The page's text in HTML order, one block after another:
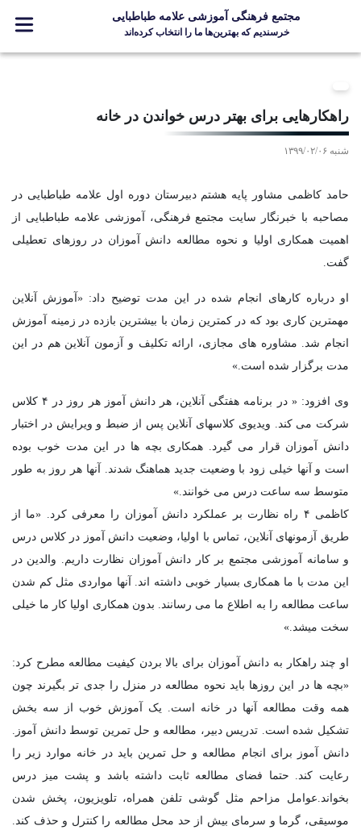
مجتمع فرهنگی آموزشی علامه طباطبایی
خرسندیم که بهترین‌ها ما را انتخاب کرده‌اند
مدارس
جشنواره ها
ارتباط با ما
راهکارهایی برای بهتر درس خواندن در خانه
شنبه ۱۳۹۹/۰۲/۰۶
حامد کاظمی مشاور پایه هشتم دبیرستان دوره اول علامه طباطبایی در
مصاحبه با خبرنگار سایت مجتمع فرهنگی، آموزشی علامه طباطبایی از
اهمیت همکاری اولیا و نحوه مطالعه دانش آموزان در روزهای تعطیلی
گفت.
او درباره کارهای انجام شده در این مدت توضیح داد: «آموزش آنلاین
مهمترین کاری بود که در کمترین زمان با بیشترین بازده در زمینه آموزش
انجام شد. مشاوره های مجازی، ارائه تکلیف و آزمون آنلاین هم در این
مدت برگزار شده است.»
وی افزود: « در برنامه هفتگی آنلاین، هر دانش آموز هر روز در ۴ کلاس
شرکت می کند. ویدیوی کلاسهای آنلاین پس از ضبط و ویرایش در اختبار
دانش آموزان قرار می گیرد. همکاری بچه ها در این مدت خوب بوده
است و آنها خیلی زود با وضعیت جدید هماهنگ شدند. آنها هر روز به طور
متوسط سه ساعت درس می خوانند.»
کاظمی ۴ راه نظارت بر عملکرد دانش آموزان را معرفی کرد. «ما از
طریق آزمونهای آنلاین، تماس با اولیا، وضعیت دانش آموز در کلاس درس
و سامانه آموزشی مجتمع بر کار دانش آموزان نظارت داریم. والدین در
این مدت با ما همکاری بسیار خوبی داشته اند. آنها مواردی مثل کم شدن
ساعت مطالعه را به اطلاع ما می رسانند. بدون همکاری اولیا کار ما خیلی
سخت میشد.»
او چند راهکار به دانش آموزان برای بالا بردن کیفیت مطالعه مطرح کرد:
«بچه ها در این روزها باید نحوه مطالعه در منزل را جدی تر بگیرند چون
همه وقت مطالعه آنها در خانه است. یک آموزش خوب از سه بخش
تشکیل شده است. تدریس دبیر، مطالعه و حل تمرین توسط دانش آموز.
دانش آموز برای انجام مطالعه و حل تمرین باید در خانه موارد زیر را
رعایت کند. حتما فضای مطالعه ثابت داشته باشد و پشت میز درس
بخواند.عوامل مزاحم مثل گوشی تلفن همراه، تلویزیون، پخش شدن
موسیقی، گرما و سرمای بیش از حد محل مطالعه را کنترل و حذف کند.